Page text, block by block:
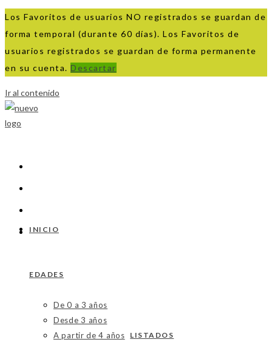
Los Favoritos de usuarios NO registrados se guardan de
forma temporal (durante 60 días). Los Favoritos de
usuarios registrados se guardan de forma permanente
en su cuenta. Descartar
Ir al contenido
INICIO
EDADES
De 0 a 3 años
Desde 3 años
A partir de 4 años
LISTADOS